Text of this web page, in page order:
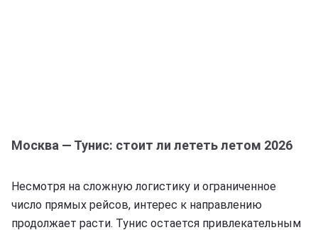
Москва — Тунис: стоит ли лететь летом 2026
Несмотря на сложную логистику и ограниченное
число прямых рейсов, интерес к направлению
продолжает расти. Тунис остается привлекательным